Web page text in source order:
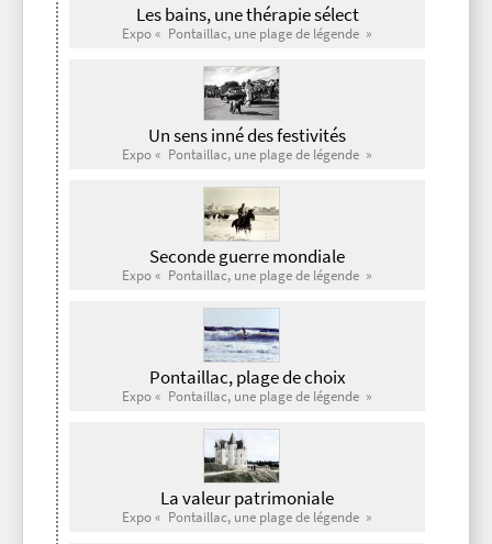
Les bains, une thérapie sélect
Expo « Pontaillac, une plage de légende »
Un sens inné des festivités
Expo « Pontaillac, une plage de légende »
Seconde guerre mondiale
Expo « Pontaillac, une plage de légende »
Pontaillac, plage de choix
Expo « Pontaillac, une plage de légende »
La valeur patrimoniale
Expo « Pontaillac, une plage de légende »